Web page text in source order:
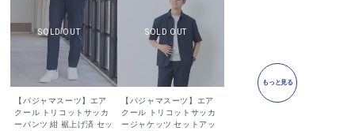
【パジャマスーツ】エア
クール トリコットサッカ
ーパンツ 紺 裾上げ済 セッ
【パジャマスーツ】エア
クール トリコットサッカ
ージャケッツ セットアッ
もっと見る